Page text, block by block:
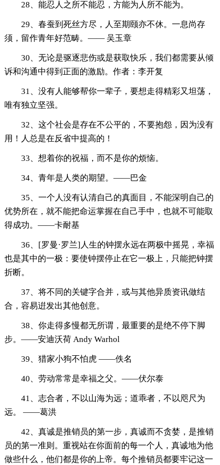
28、能忍人之所不能忍，方能为人所不能为。
29、春蚕到死丝方尽，人至期颐亦不休。一息尚存
须，留作青年好范畴。—— 吴玉章
30、无论是驱逐悲伤或是获取快乐，我们都需要从倾
诉和沟通中得到正面的激励。作者：李开复
31、没有人能够帮你一辈子，要想走得精彩又坦荡，
唯有独立坚强。
32、这个社会是存在不公平的，不要抱怨，因为没有
用！人总是在反省中提高的！
33、想着你的祝福，而不是你的烦恼。
34、青年是人类的期望。——巴金
35、一个人没有认清自己的真面目，不能深明自己的
优势所在，就不能把命运掌握在自己手中，也就不可能取
得成功。——卡耐基
36、[罗曼·罗兰]人生的钟摆永远在两极中摇晃，幸福
也是其中的一极：要使钟摆停止在它一极上，只能把钟摆
折断。
37、将不同的关键字合并，或与其他异质资讯做结
合，容易逬发出其他创意。
38、你走得多慢都无所谓，最重要的是绝不停下脚
步。——安迪沃荷 Andy Warhol
39、猎家小狗不怕虎 ——佚名
40、劳动常常是幸福之父。——伏尔泰
41、志合者，不以山海为远；道乖者，不以咫尺为
远。 ——葛洪
42、真诚是推销员的第一步，真诚而不贪婪，是推销
员的第一准则。重视站在你面前的每一个人，真诚地为他
做些什么，他们都是你的上帝。每个推销员都要牢记这一